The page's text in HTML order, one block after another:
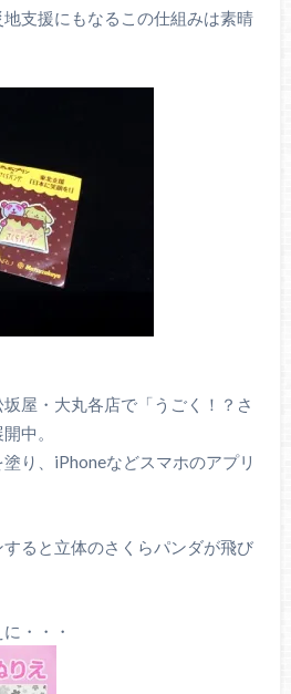
支援にもなるこの仕組みは素晴
屋・大丸各店で「うごく！？さ
中。
り、iPhoneなどスマホのアプリ
ると立体のさくらパンダが飛び
・・・